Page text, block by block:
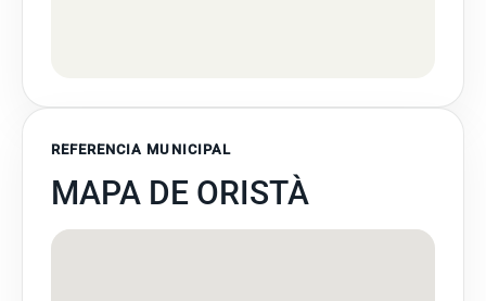
REFERENCIA MUNICIPAL
MAPA DE ORISTÀ